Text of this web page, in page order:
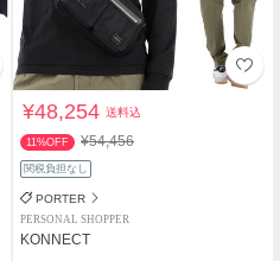
¥48,254送料込
11%OFF ¥54,456
関税負担なし
PORTER
PERSONAL SHOPPER
KONNECT